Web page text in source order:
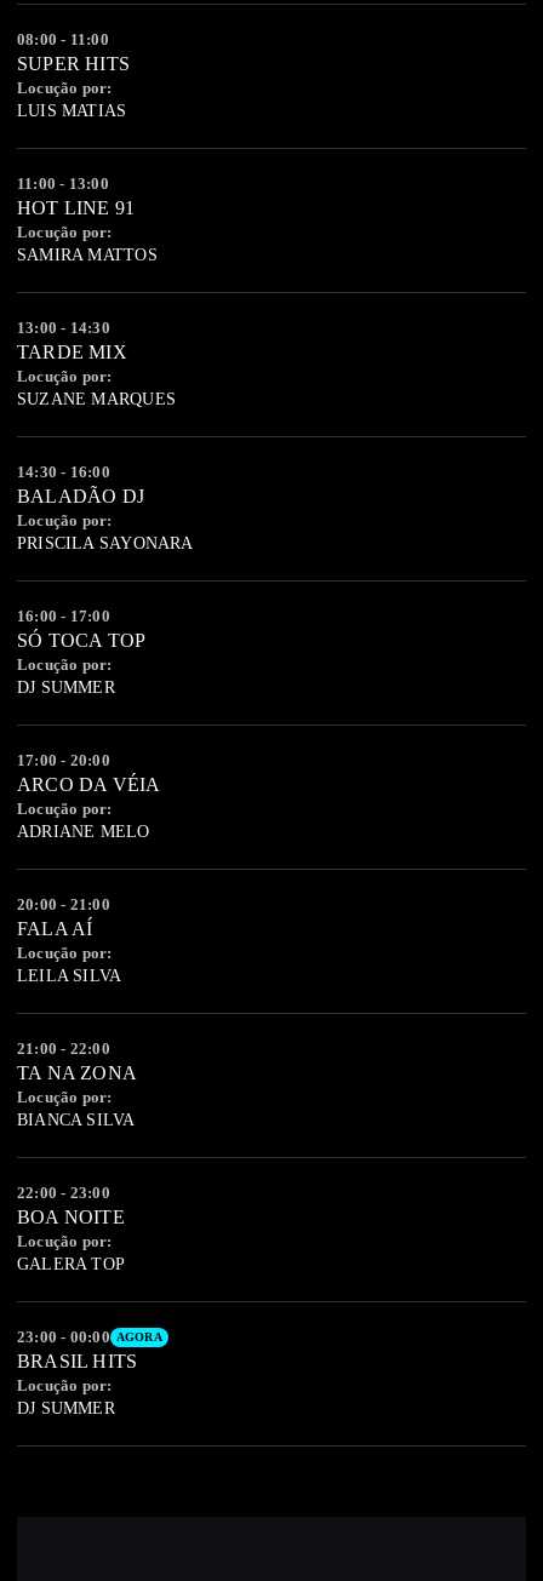
08:00 - 11:00
SUPER HITS
Locução por:
LUIS MATIAS
11:00 - 13:00
HOT LINE 91
Locução por:
SAMIRA MATTOS
13:00 - 14:30
TARDE MIX
Locução por:
SUZANE MARQUES
14:30 - 16:00
BALADÃO DJ
Locução por:
PRISCILA SAYONARA
16:00 - 17:00
SÓ TOCA TOP
Locução por:
DJ SUMMER
17:00 - 20:00
ARCO DA VÉIA
Locução por:
ADRIANE MELO
20:00 - 21:00
FALA AÍ
Locução por:
LEILA SILVA
21:00 - 22:00
TA NA ZONA
Locução por:
BIANCA SILVA
22:00 - 23:00
BOA NOITE
Locução por:
GALERA TOP
23:00 - 00:00 AGORA
BRASIL HITS
Locução por:
DJ SUMMER